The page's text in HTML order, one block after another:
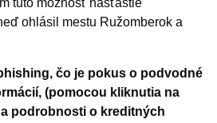
túto možnosť našťastie
ohlásil mestu Ružomberok a
čo je pokus o podvodné
(pomocou kliknutia na
podrobnosti o kreditných